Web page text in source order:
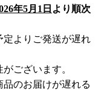
年5月1日 より順次
定よりご発送が遅れ
ございます。
のお届けが遅れる